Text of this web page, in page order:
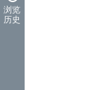
浏览
历史